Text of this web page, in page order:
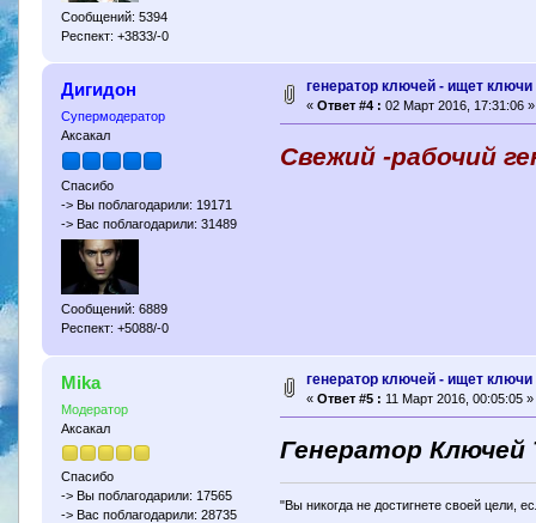
Сообщений: 5394
Респект: +3833/-0
Дигидон
Супермодератор
Аксакал
Спасибо
-> Вы поблагодарили: 19171
-> Вас поблагодарили: 31489
Сообщений: 6889
Респект: +5088/-0
генератор ключей - ищет ключи
« Ответ #4 : 02 Март 2016, 17:31:06 »
Свежий -рабочий
Mika
Модератор
Аксакал
Спасибо
-> Вы поблагодарили: 17565
-> Вас поблагодарили: 28735
генератор ключей - ищет ключи
« Ответ #5 : 11 Март 2016, 00:05:05 »
Генератор Ключей
"Вы никогда не достигнете своей цели,